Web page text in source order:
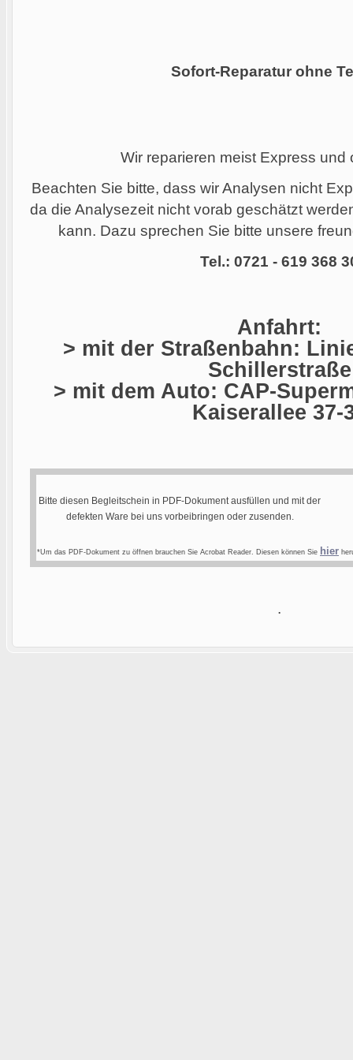
Sofort-Reparatur ohne
Wir reparieren meist Express und
Beachten Sie bitte, dass wir Analysen nicht
da die Analysezeit nicht vorab geschätzt
kann. Dazu sprechen Sie bitte unsere
Tel.: 0721 - 619 368
Anfahrt:
> mit der Straßenbahn:
Schillerstraße
> mit dem Auto: CAP-
Kaiserallee 37-
Bitte diesen Begleitschein in PDF-Dokument ausfüllen und mit der
defekten Ware bei uns vorbeibringen oder zusenden.
*Um das PDF-Dokument zu öffnen brauchen Sie Acrobat Reader. Diesen können Sie hier
.